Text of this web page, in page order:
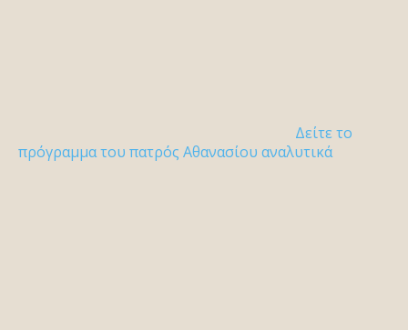
Δείτε το
πρόγραμμα του πατρός Αθανασίου αναλυτικά